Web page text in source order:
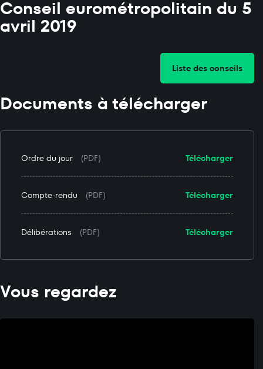
Conseil eurométropolitain du 5
avril 2019
Liste des conseils
Documents à télécharger
Télécharger
Ordre du jour (PDF)
Télécharger
Compte-rendu (PDF)
Télécharger
Délibérations (PDF)
Vous regardez